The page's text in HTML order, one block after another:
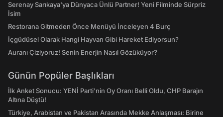
Serenay Sarıkaya'ya Dünyaca Ünlü Partner! Yeni Filminde Sürpriz
İsim
Restorana Gitmeden Önce Menüyü İnceleyen 4 Burç
İçgüdüsel Olarak Hangi Hayvan Gibi Hareket Ediyorsun?
Auranı Çiziyoruz! Senin Enerjin Nasıl Gözüküyor?
Günün Popüler Başlıkları
İlk Anket Sonucu: YENİ Parti'nin Oy Oranı Belli Oldu, CHP Barajın
Altına Düştü!
Türkiye, Arabistan ve Pakistan Arasında Mekke Anlaşması: Birine